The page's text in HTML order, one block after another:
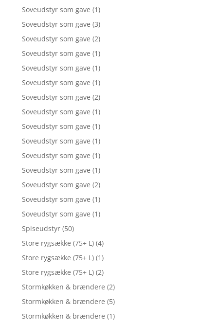
Soveudstyr som gave (1)
Soveudstyr som gave (3)
Soveudstyr som gave (2)
Soveudstyr som gave (1)
Soveudstyr som gave (1)
Soveudstyr som gave (1)
Soveudstyr som gave (2)
Soveudstyr som gave (1)
Soveudstyr som gave (1)
Soveudstyr som gave (1)
Soveudstyr som gave (1)
Soveudstyr som gave (1)
Soveudstyr som gave (2)
Soveudstyr som gave (1)
Soveudstyr som gave (1)
Spiseudstyr (50)
Store rygsække (75+ L) (4)
Store rygsække (75+ L) (1)
Store rygsække (75+ L) (2)
Stormkøkken & brændere (2)
Stormkøkken & brændere (5)
Stormkøkken & brændere (1)